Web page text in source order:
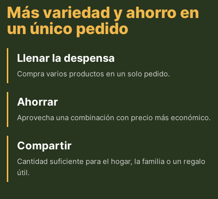
Más variedad y ahorro en
un único pedido
Llenar la despensa
Compra varios productos en un solo pedido.
Ahorrar
Aprovecha una combinación con precio más económico.
Compartir
Cantidad suficiente para el hogar, la familia o un regalo
útil.